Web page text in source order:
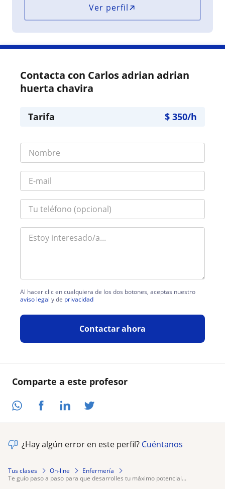
Comparte a este profesor
Ver perfil
Contacta con Carlos adrian adrian
huerta chavira
Tarifa $ 350/h
Al hacer clic en cualquiera de los dos botones, aceptas nuestro
aviso legal y de privacidad
Contactar ahora
¿Hay algún error en este perfil? Cuéntanos
Tus clases On-line
Enfermería
te guío paso a paso para que desarrolles tu máximo potencial...